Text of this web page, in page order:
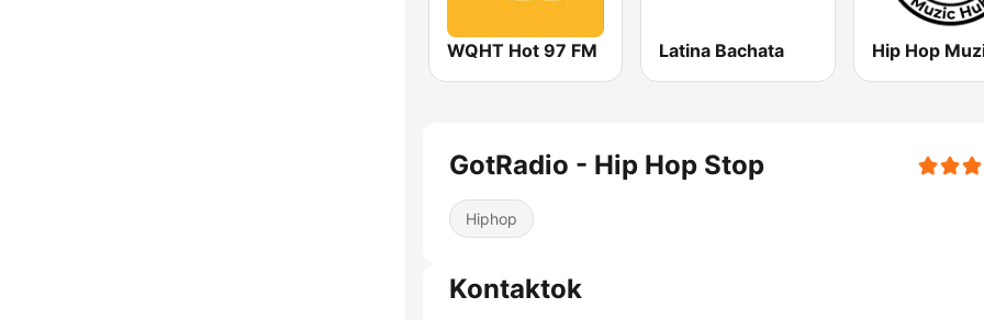
WQHT Hot 97 FM Latina Bachata
GotRadio - Hip Hop Stop
Hiphop
Kontaktok